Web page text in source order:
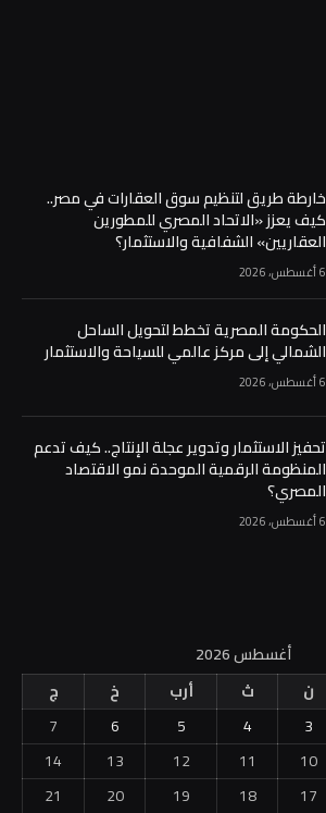
خارطة طريق لتنظيم سوق العقارات في مصر..
كيف يعزز «الاتحاد المصري للمطورين
العقاريين» الشفافية والاستثمار؟
6 أغسطس، 2026
الحكومة المصرية تخطط لتحويل الساحل
الشمالي إلى مركز عالمي للسياحة والاستثمار
6 أغسطس، 2026
تحفيز الاستثمار وتدوير عجلة الإنتاج.. كيف تدعم
المنظومة الرقمية الموحدة نمو الاقتصاد
المصري؟
6 أغسطس، 2026
أغسطس 2026
ن ث أرب خ
ج
3
4
5
6
7
10
11
12
13
14
17
18
19
20
21